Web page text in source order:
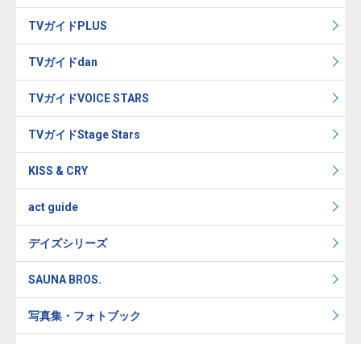
TVガイドPLUS
TVガイドdan
TVガイドVOICE STARS
TVガイドStage Stars
KISS & CRY
act guide
デイズシリーズ
SAUNA BROS.
写真集・フォトブック